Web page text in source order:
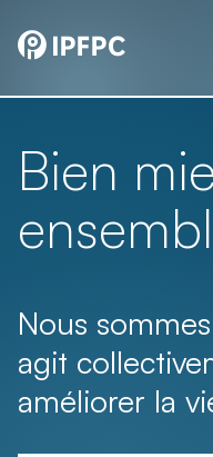
Bien
Nous
agit
améliorer la